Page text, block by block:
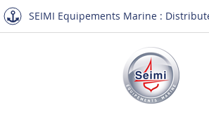
SEIMI Equipements Marine :